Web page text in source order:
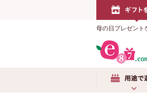
母の日プレゼント